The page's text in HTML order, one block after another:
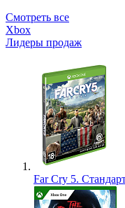
Смотреть все
Xbox
Лидеры продаж
Far Cry 5.